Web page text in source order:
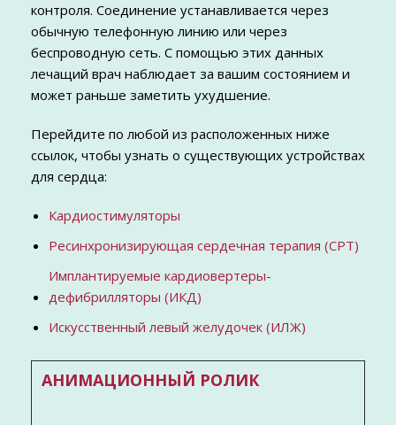
контроля. Соединение устанавливается через
обычную телефонную линию или через
беспроводную сеть. С помощью этих данных
лечащий врач наблюдает за вашим состоянием и
может раньше заметить ухудшение.
Перейдите по любой из расположенных ниже
ссылок, чтобы узнать о существующих устройствах
для сердца:
Кардиостимуляторы
Ресинхронизирующая сердечная терапия (СРТ)
Имплантируемые кардиовертеры-
дефибрилляторы (ИКД)
Искусственный левый желудочек (ИЛЖ)
АНИМАЦИОННЫЙ РОЛИК